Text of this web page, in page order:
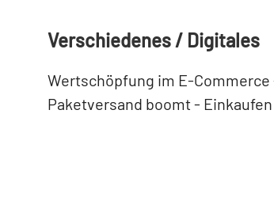
Verschiedenes / Digitales
Wertschöpfung im E-
Paketversand boomt -